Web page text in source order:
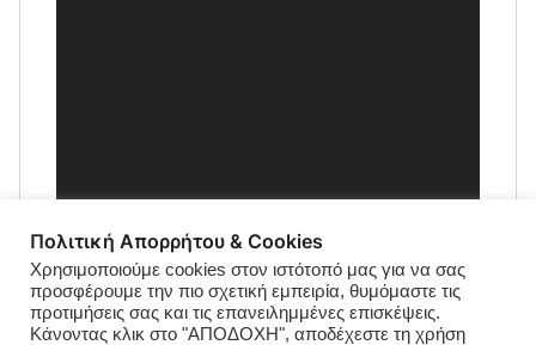
Πολιτική Απορρήτου & Cookies
Χρησιμοποιούμε cookies στον ιστότοπό μας για να σας
προσφέρουμε την πιο σχετική εμπειρία, θυμόμαστε τις
προτιμήσεις σας και τις επανειλημμένες επισκέψεις.
Κάνοντας κλικ στο "ΑΠΟΔΟΧΗ", αποδέχεστε τη χρήση